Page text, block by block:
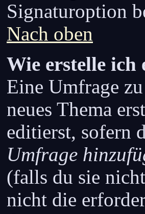
Signaturoption
Nach oben
Wie erstelle ich
Eine Umfrage
neues Thema
editierst, sofern
Umfrage
(falls du sie
nicht die